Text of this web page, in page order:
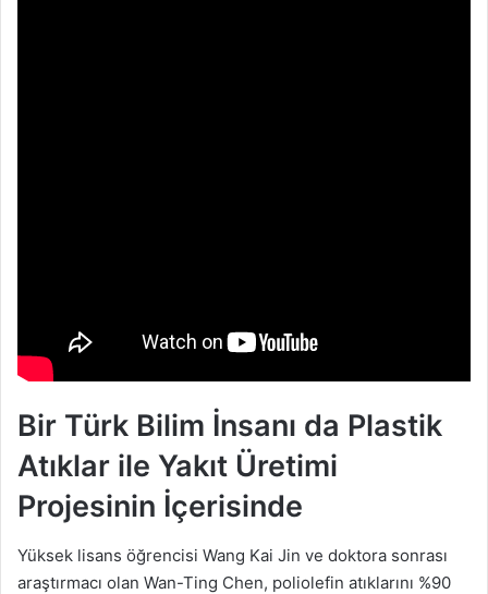
Bir Türk Bilim İnsanı da Plastik
Atıklar ile Yakıt Üretimi
Projesinin İçerisinde
Yüksek lisans öğrencisi Wang Kai Jin ve doktora sonrası
araştırmacı olan Wan-Ting Chen, poliolefin atıklarını %90